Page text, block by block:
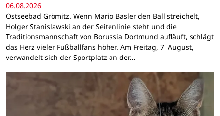
06.08.2026
Ostseebad Grömitz. Wenn Mario Basler den Ball streichelt,
Holger Stanislawski an der Seitenlinie steht und die
Traditionsmannschaft von Borussia Dortmund aufläuft, schlägt
das Herz vieler Fußballfans höher. Am Freitag, 7. August,
verwandelt sich der Sportplatz an der…